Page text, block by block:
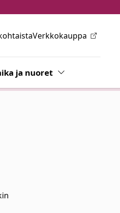
Verkkokauppa
ja nuoret Vaihda